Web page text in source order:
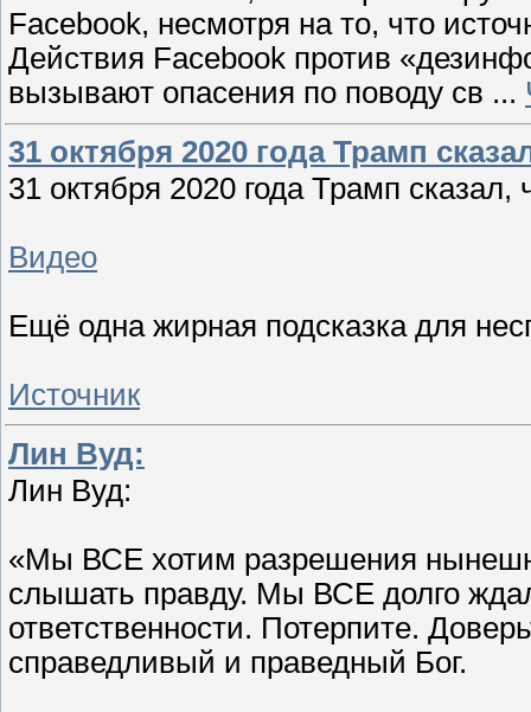
Facebook, несмотря на то, что
Действия Facebook против
вызывают опасения по поводу св ...
31 октября 2020 года Трамп
31 октября 2020 года Трамп сказал,
Видео
Ещё одна жирная подсказка для
Источник
Лин Вуд:
Лин Вуд:
«Мы ВСЕ хотим разрешения
слышать правду. Мы ВСЕ долго
ответственности. Потерпите.
справедливый и праведный Бог.